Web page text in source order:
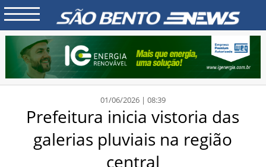
01/06/2026 | 08:39
Prefeitura inicia vistoria das
galerias pluviais na região
central